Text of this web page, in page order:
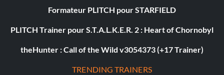
Formateur PLITCH pour STARFIELD
PLITCH Trainer pour S.T.A.L.K.E.R. 2 : Heart of Chornobyl
theHunter : Call of the Wild v3054373 (+17 Trainer)
TRENDING TRAINERS